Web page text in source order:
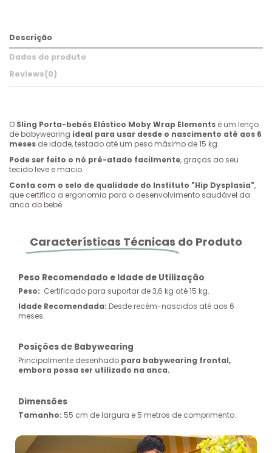
Descrição
Dados do produto
Reviews(0)
O Sling Porta-bebés Elástico Moby Wrap Elements é um lenço
de babywearing ideal para usar desde o nascimento até aos 6
meses de idade, testado até um peso máximo de 15 kg.
Pode ser feito o nó pré-atado facilmente, graças ao seu
tecido leve e macio.
Conta com o selo de qualidade do Instituto "Hip Dysplasia",
que certifica a ergonomia para o desenvolvimento saudável da
anca do bebé.
Características Técnicas do Produto
Peso Recomendado e Idade de Utilização
Peso: Certificado para suportar de 3,6 kg até 15 kg.
Idade Recomendada: Desde recém-nascidos até aos 6
meses.
Posições de Babywearing
Principalmente desenhado para babywearing frontal,
embora possa ser utilizado na anca.
Dimensões
Tamanho: 55 cm de largura e 5 metros de comprimento.